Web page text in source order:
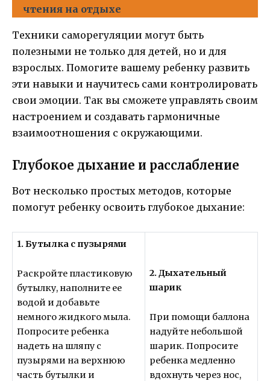
чтения на отдыхе
Техники саморегуляции могут быть
полезными не только для детей, но и для
взрослых. Помогите вашему ребенку развить
эти навыки и научитесь сами контролировать
свои эмоции. Так вы сможете управлять своим
настроением и создавать гармоничные
взаимоотношения с окружающими.
Глубокое дыхание и расслабление
Вот несколько простых методов, которые
помогут ребенку освоить глубокое дыхание:
1. Бутылка с пузырями
Раскройте пластиковую
бутылку, наполните ее
водой и добавьте
немного жидкого мыла.
Попросите ребенка
надеть на шляпу с
пузырями на верхнюю
часть бутылки и
2. Дыхательный
шарик
При помощи баллона
надуйте небольшой
шарик. Попросите
ребенка медленно
вдохнуть через нос,